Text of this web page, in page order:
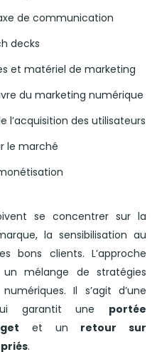
de communication
decks
et matériel de marketing
du marketing numérique
l’acquisition des utilisateurs
le marché
se concentrer sur la
la sensibilisation au
bons clients. L’approche
mélange de stratégies
Il s’agit d’une
garantit une portée
et un retour sur
.